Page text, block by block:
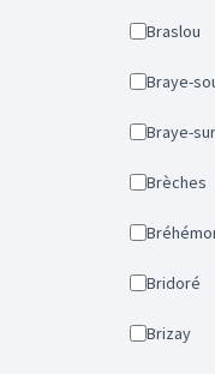
Braslou
Braye-
Braye-
Brèches
Bridoré
Brizay